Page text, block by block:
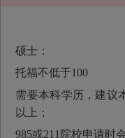
硕士：
托福不低于100
需要本科学历，建议
以上；
985或211院校申请时